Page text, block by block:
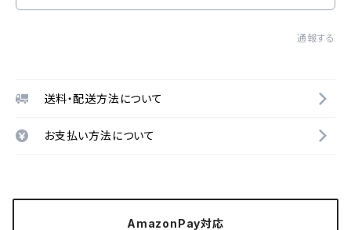
通報する
送料・配送方法について
お支払い方法について
AmazonPay対応